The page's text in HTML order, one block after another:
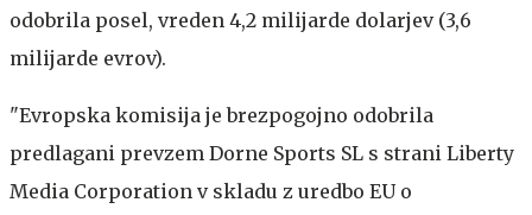
odobrila posel, vreden 4,2 milijarde dolarjev (3,6
milijarde evrov).
"Evropska komisija je brezpogojno odobrila
predlagani prevzem Dorne Sports SL s strani Liberty
Media Corporation v skladu z uredbo EU o